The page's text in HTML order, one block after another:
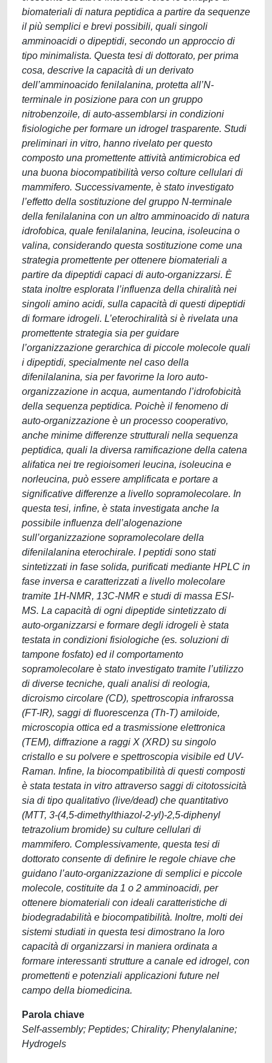
biomateriali di natura peptidica a partire da sequenze
il più semplici e brevi possibili, quali singoli
amminoacidi o dipeptidi, secondo un approccio di
tipo minimalista. Questa tesi di dottorato, per prima
cosa, descrive la capacità di un derivato
dell’amminoacido fenilalanina, protetta all’N-
terminale in posizione para con un gruppo
nitrobenzoile, di auto-assemblarsi in condizioni
fisiologiche per formare un idrogel trasparente. Studi
preliminari in vitro, hanno rivelato per questo
composto una promettente attività antimicrobica ed
una buona biocompatibilità verso colture cellulari di
mammifero. Successivamente, è stato investigato
l’effetto della sostituzione del gruppo N-terminale
della fenilalanina con un altro amminoacido di natura
idrofobica, quale fenilalanina, leucina, isoleucina o
valina, considerando questa sostituzione come una
strategia promettente per ottenere biomateriali a
partire da dipeptidi capaci di auto-organizzarsi. È
stata inoltre esplorata l’influenza della chiralità nei
singoli amino acidi, sulla capacità di questi dipeptidi
di formare idrogeli. L’eterochiralità si è rivelata una
promettente strategia sia per guidare
l’organizzazione gerarchica di piccole molecole quali
i dipeptidi, specialmente nel caso della
difenilalanina, sia per favorirne la loro auto-
organizzazione in acqua, aumentando l’idrofobicità
della sequenza peptidica. Poichè il fenomeno di
auto-organizzazione è un processo cooperativo,
anche minime differenze strutturali nella sequenza
peptidica, quali la diversa ramificazione della catena
alifatica nei tre regioisomeri leucina, isoleucina e
norleucina, può essere amplificata e portare a
significative differenze a livello sopramolecolare. In
questa tesi, infine, è stata investigata anche la
possibile influenza dell’alogenazione
sull’organizzazione sopramolecolare della
difenilalanina eterochirale. I peptidi sono stati
sintetizzati in fase solida, purificati mediante HPLC in
fase inversa e caratterizzati a livello molecolare
tramite 1H-NMR, 13C-NMR e studi di massa ESI-
MS. La capacità di ogni dipeptide sintetizzato di
auto-organizzarsi e formare degli idrogeli è stata
testata in condizioni fisiologiche (es. soluzioni di
tampone fosfato) ed il comportamento
sopramolecolare è stato investigato tramite l’utilizzo
di diverse tecniche, quali analisi di reologia,
dicroismo circolare (CD), spettroscopia infrarossa
(FT-IR), saggi di fluorescenza (Th-T) amiloide,
microscopia ottica ed a trasmissione elettronica
(TEM), diffrazione a raggi X (XRD) su singolo
cristallo e su polvere e spettroscopia visibile ed UV-
Raman. Infine, la biocompatibilità di questi composti
è stata testata in vitro attraverso saggi di citotossicità
sia di tipo qualitativo (live/dead) che quantitativo
(MTT, 3-(4,5-dimethylthiazol-2-yl)-2,5-diphenyl
tetrazolium bromide) su culture cellulari di
mammifero. Complessivamente, questa tesi di
dottorato consente di definire le regole chiave che
guidano l’auto-organizzazione di semplici e piccole
molecole, costituite da 1 o 2 amminoacidi, per
ottenere biomateriali con ideali caratteristiche di
biodegradabilità e biocompatibilità. Inoltre, molti dei
sistemi studiati in questa tesi dimostrano la loro
capacità di organizzarsi in maniera ordinata a
formare interessanti strutture a canale ed idrogel, con
promettenti e potenziali applicazioni future nel
campo della biomedicina.
Parola chiave
Self-assembly; Peptides; Chirality; Phenylalanine;
Hydrogels